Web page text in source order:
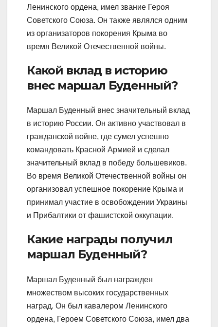
Ленинского ордена, имел звание Героя
Советского Союза. Он также являлся одним
из организаторов покорения Крыма во
время Великой Отечественной войны.
Какой вклад в историю
внес маршал Буденный?
Маршал Буденный внес значительный вклад
в историю России. Он активно участвовал в
гражданской войне, где сумел успешно
командовать Красной Армией и сделал
значительный вклад в победу большевиков.
Во время Великой Отечественной войны он
организовал успешное покорение Крыма и
принимал участие в освобождении Украины
и Прибалтики от фашистской оккупации.
Какие награды получил
маршал Буденный?
Маршал Буденный был награжден
множеством высоких государственных
наград. Он был кавалером Ленинского
ордена, Героем Советского Союза, имел два